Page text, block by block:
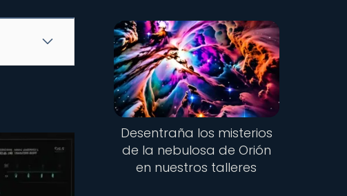
Desentraña los misterios
de la nebulosa de Orión
en nuestros talleres